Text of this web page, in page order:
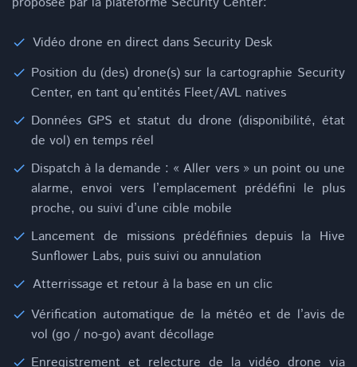
Vidéo drone en direct dans Security Desk
Position du (des) drone(s) sur la cartographie Security
Center, en tant qu’entités Fleet/AVL natives
Données GPS et statut du drone (disponibilité, état
de vol) en temps réel
Dispatch à la demande : « Aller vers » un point ou une
alarme, envoi vers l’emplacement prédéfini le plus
proche, ou suivi d’une cible mobile
Lancement de missions prédéfinies depuis la Hive
Sunflower Labs, puis suivi ou annulation
Atterrissage et retour à la base en un clic
Vérification automatique de la météo et de l’avis de
vol (go / no-go) avant décollage
Enregistrement et relecture de la vidéo drone via